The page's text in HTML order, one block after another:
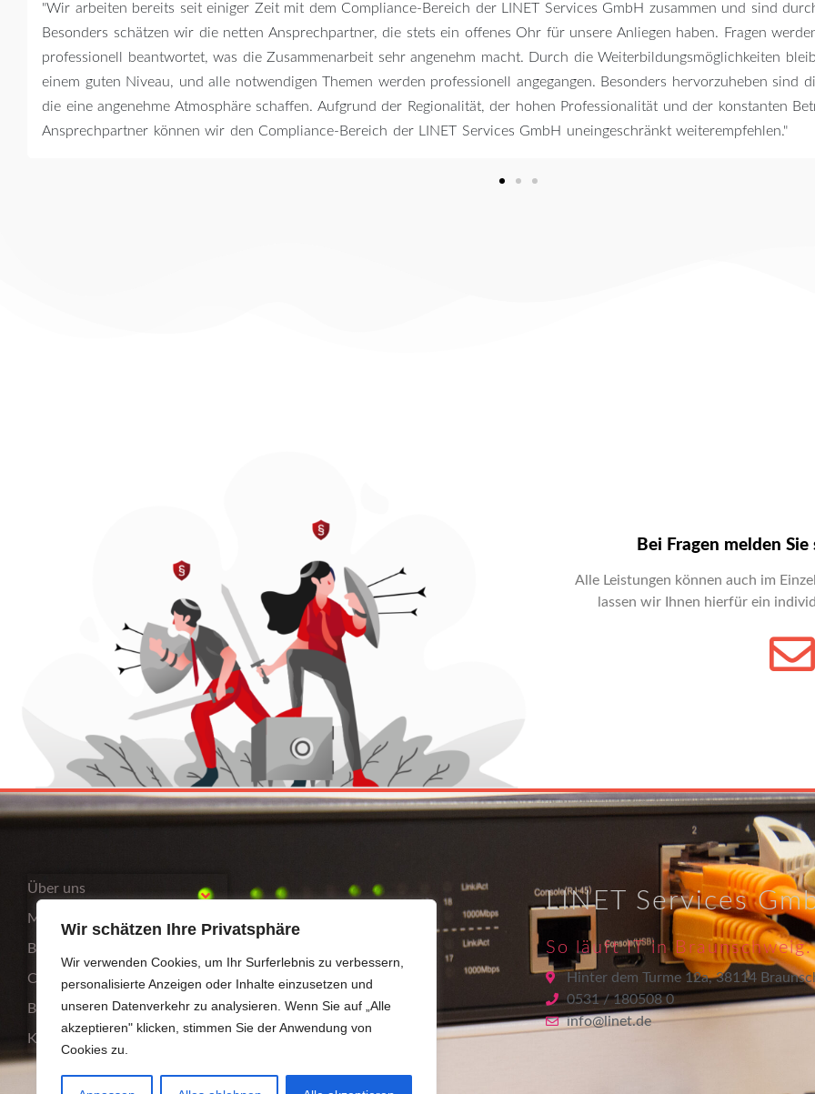
Wir schätzen Ihre Privatsphäre
Wir verwenden Cookies, um Ihr Surferlebnis zu verbessern,
personalisierte Anzeigen oder Inhalte einzusetzen und
unseren Datenverkehr zu analysieren. Wenn Sie auf „Alle
akzeptieren" klicken, stimmen Sie der Anwendung von
Cookies zu.
"Wir arbeiten bereits seit einiger Zeit mit dem Compliance-Bereich der LINET Services GmbH zusammen und sind
Besonders schätzen wir die netten Ansprechpartner, die stets ein offenes Ohr für unsere Anliegen haben. Fragen
professionell beantwortet, was die Zusammenarbeit sehr angenehm macht. Durch die Weiterbildungsmöglichkeiten
einem guten Niveau, und alle notwendigen Themen werden professionell angegangen. Besonders hervorzuheben sind
die eine angenehme Atmosphäre schaffen. Aufgrund der Regionalität, der hohen Professionalität und der konstanten
Ansprechpartner können wir den Compliance-Bereich der LINET Services GmbH uneingeschränkt weiterempfehlen."
Bei Fragen melden
Alle Leistungen können auch im
lassen wir Ihnen hierfür ein
Über uns
Mittelstand
Bildungsträger
Compliance
Blog
Kontakt
LINET Services
So läuft IT in Braunschweig.
Hinter dem Turme 12a, 38114
0531 / 180508 0
info@linet.de